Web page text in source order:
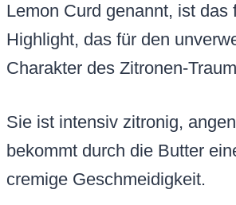
Lemon Curd genannt, ist das
Highlight, das für den
Charakter des Zitronen-
Sie ist intensiv zitronig,
bekommt durch die Butter
cremige Geschmeidigkeit.